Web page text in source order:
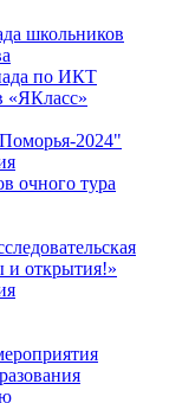
школьников
по ИКТ
«ЯКласс»
2024"
очного тура
и открытия!»